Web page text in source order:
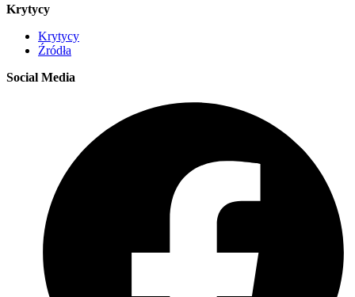
Krytycy
Krytycy
Źródła
Social Media